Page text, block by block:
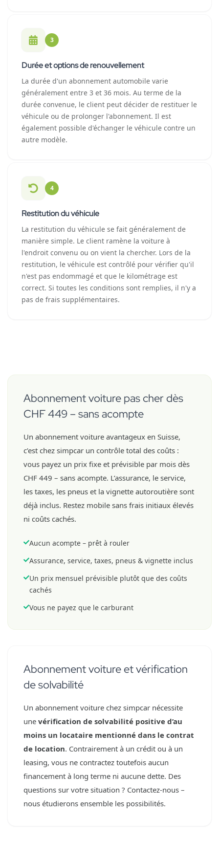
3
Durée et options de renouvellement
La durée d'un abonnement automobile varie
généralement entre 3 et 36 mois. Au terme de la
durée convenue, le client peut décider de restituer le
véhicule ou de prolonger l'abonnement. Il est
également possible d'échanger le véhicule contre un
autre modèle.
4
Restitution du véhicule
La restitution du véhicule se fait généralement de
manière simple. Le client ramène la voiture à
l'endroit convenu ou on vient la chercher. Lors de la
restitution, le véhicule est contrôlé pour vérifier qu'il
n'est pas endommagé et que le kilométrage est
correct. Si toutes les conditions sont remplies, il n'y a
pas de frais supplémentaires.
Abonnement voiture pas cher dès
CHF 449 – sans acompte
Un abonnement voiture avantageux en Suisse,
c’est chez simpcar un contrôle total des coûts :
vous payez un prix fixe et prévisible par mois dès
CHF 449 – sans acompte. L’assurance, le service,
les taxes, les pneus et la vignette autoroutière sont
déjà inclus. Restez mobile sans frais initiaux élevés
ni coûts cachés.
Aucun acompte – prêt à rouler
Assurance, service, taxes, pneus & vignette inclus
Un prix mensuel prévisible plutôt que des coûts
cachés
Vous ne payez que le carburant
Abonnement voiture et vérification
de solvabilité
Un abonnement voiture chez simpcar nécessite
une vérification de solvabilité positive d’au
moins un locataire mentionné dans le contrat
de location. Contrairement à un crédit ou à un
leasing, vous ne contractez toutefois aucun
financement à long terme ni aucune dette. Des
questions sur votre situation ? Contactez-nous –
nous étudierons ensemble les possibilités.